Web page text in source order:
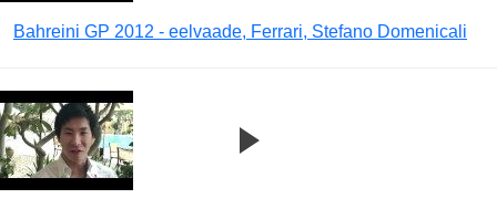
Bahreini GP 2012 - eelvaade, Ferrari, Stefano Domenicali